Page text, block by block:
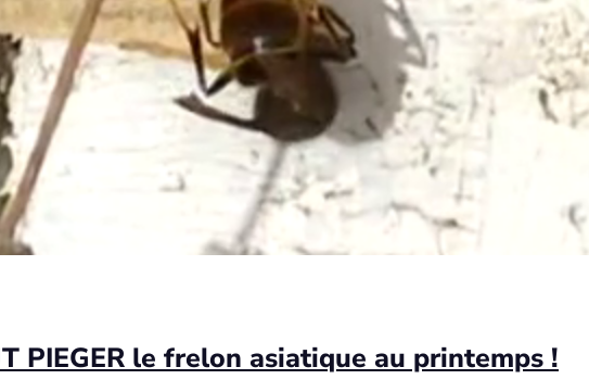
PIEGER le frelon asiatique au printemps !